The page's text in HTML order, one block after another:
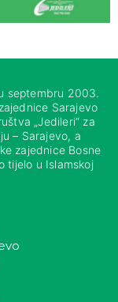
septembru 2003.
Sarajevo
„Jedileri“ za
– Sarajevo, a
zajednice Bosne
tijelo u Islamskoj